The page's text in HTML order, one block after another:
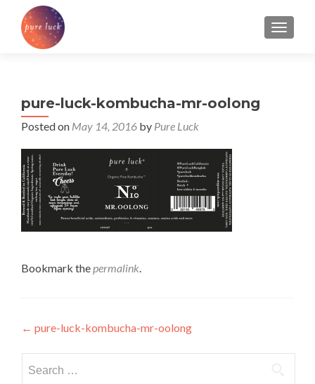
pure-luck-kombucha-mr-oolong
Posted on May 14, 2016 by Pure Luck
Bookmark thepermalink.
Post
navigation
← pure-luck-kombucha-mr-oolong
for: